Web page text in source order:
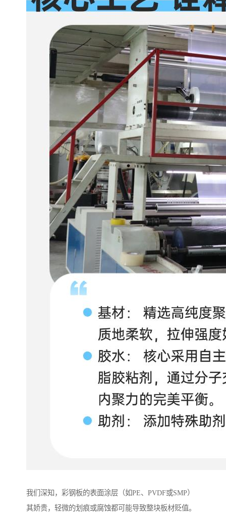
我们深知，彩钢板的表面涂层（如PE、PVDF或SMP）
其娇贵，轻微的划痕或腐蚀都可能导致整块板材贬值。